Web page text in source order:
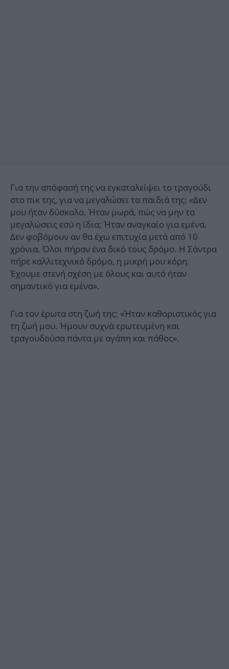
Για την απόφασή της να εγκαταλείψει το τραγούδι
στο πικ της, για να μεγαλώσει τα παιδιά της: «Δεν
μου ήταν δύσκολο. Ήταν μωρά, πώς να μην τα
μεγαλώσεις εσύ η ίδια; Ήταν αναγκαίο για εμένα.
Δεν φοβόμουν αν θα έχω επιτυχία μετά από 10
χρόνια. Όλοι πήραν ένα δικό τους δρόμο. Η Σάντρα
πήρε καλλιτεχνικό δρόμο, η μικρή μου κόρη.
Έχουμε στενή σχέση με όλους και αυτό ήταν
σημαντικό για εμένα».
Για τον έρωτα στη ζωή της: «Ήταν καθοριστικός για
τη ζωή μου. Ήμουν συχνά ερωτευμένη και
τραγουδούσα πάντα με αγάπη και πάθος».